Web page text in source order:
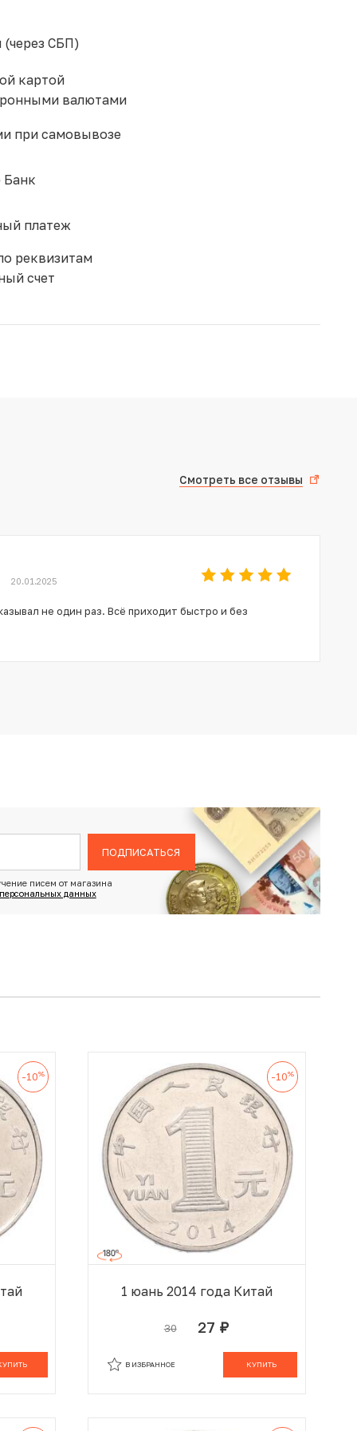
СБП)
картой
валютами
при самовывозе
Банк
платеж
реквизитам
счет
Смотреть все отзывы
20.01.2025
не один раз. Всё приходит быстро и без
ПОДПИСАТЬСЯ
писем от магазина
данных
-10% -10%
1 юань 2014 года Китай
30 27 руб.
КУПИТЬ
В ИЗБРАННОЕ